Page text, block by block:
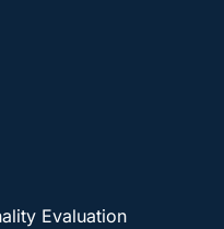
Evaluation